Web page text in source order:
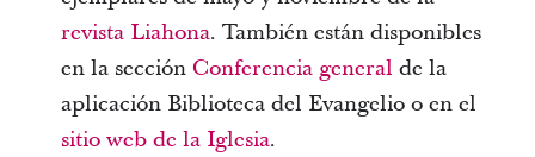
revista Liahona. También están disponibles
en la sección Conferencia general de la
aplicación Biblioteca del Evangelio o en el
sitio web de la Iglesia.